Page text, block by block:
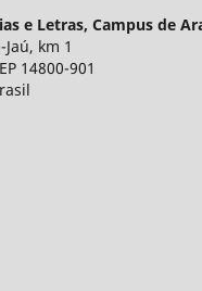
e Letras, Campus de
km 1
14800-901